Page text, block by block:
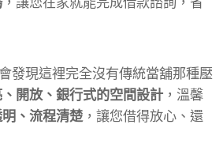
發現這裡完全沒有傳統當舖那種壓
開放、銀行式的空間設計 ，溫馨
、流程清楚，讓您借得放心、還